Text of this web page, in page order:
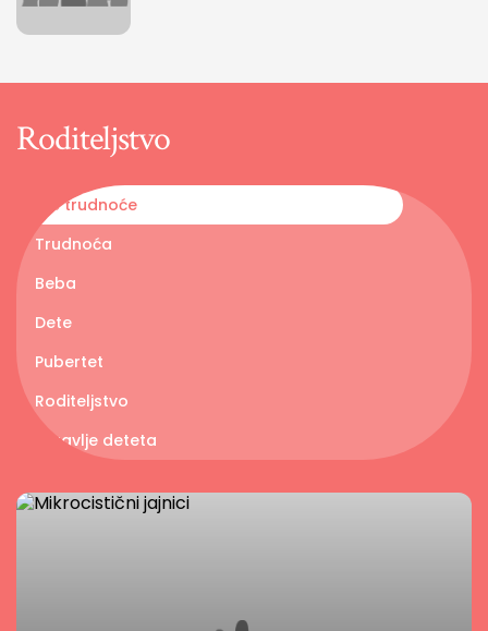
Roditeljstvo
Pre trudnoće
Trudnoća
Beba
Dete
Pubertet
Roditeljstvo
Zdravlje deteta